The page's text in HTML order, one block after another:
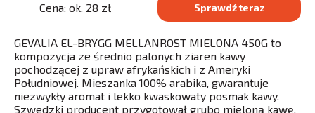
Cena: ok. 28 zł Sprawdź teraz
GEVALIA EL-BRYGG MELLANROST MIELONA 450G to
kompozycja ze średnio palonych ziaren kawy
pochodzącej z upraw afrykańskich i z Ameryki
Południowej. Mieszanka 100% arabika, gwarantuje
niezwykły aromat i lekko kwaskowaty posmak kawy.
Szwedzki producent przygotował grubo mieloną kawę,